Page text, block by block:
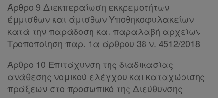
ΜΕΡΟΣ Ε’ [-]
Άρθρο 31 [-]
Παρ.1
Παρ.2
Παρ.3
Άρθρο 32
Άρθρο 33 [-]
Άρθρο 9 Διεκπεραίωση εκκρεμοτήτων
έμμισθων και άμισθων Υποθηκοφυλακείων
κατά την παράδοση και παραλαβή αρχείων
Τροποποίηση παρ. 1α άρθρου 38 ν. 4512/2018
Άρθρο 10 Επιτάχυνση της διαδικασίας
ανάθεσης νομικού ελέγχου και καταχώρισης
πράξεων στο προσωπικό της Διεύθυνσης